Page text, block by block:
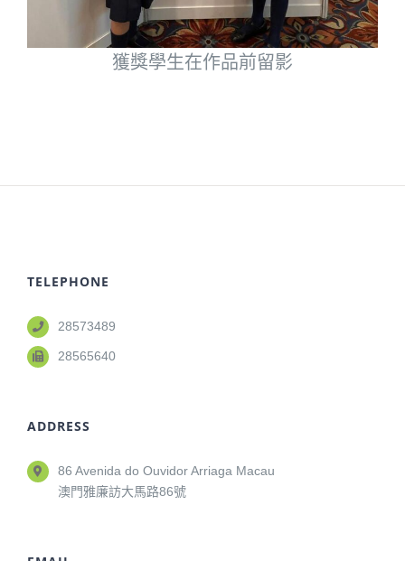
獲獎學生在作品前留影
TELEPHONE
28573489
28565640
ADDRESS
86 Avenida do Ouvidor Arriaga Macau
澳門雅廉訪大馬路86號